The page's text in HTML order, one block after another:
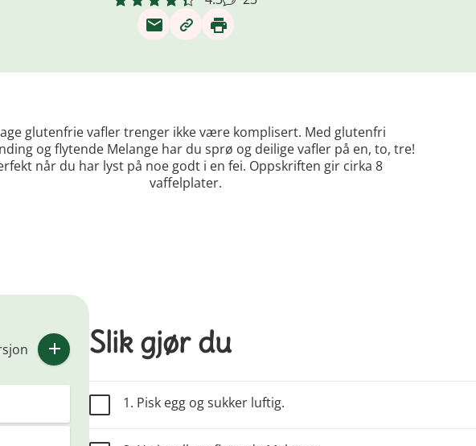
glutenfrie vafler trenger ikke være komplisert. Med glutenfri
og flytende Melange har du sprø og deilige vafler på en, to, tre!
når du har lyst på noe godt i en fei. Oppskriften gir cirka 8
vaffelplater.
Slik gjør du
1. Pisk egg og sukker luftig.